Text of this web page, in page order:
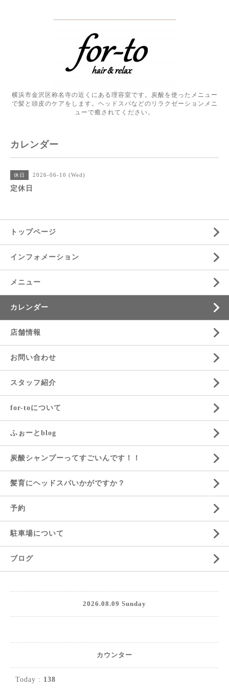
横浜市金沢区称名寺の近くにある理容室です。炭酸を使ったメニュー
で髪と頭皮のケアをします。ヘッドスパなどのリラクゼーションメニ
ューで癒されてください。
カレンダー
休日 2026-06-10 (Wed)
定休日
トップページ
インフォメーション
メニュー
カレンダー
店舗情報
お問い合わせ
スタッフ紹介
for-toについて
ふぉーとblog
炭酸シャンプーってすごいんです！！
髪育にヘッドスパいかがですか？
予約
駐車場について
ブログ
2026.08.09 Sunday
カウンター
Today : 138